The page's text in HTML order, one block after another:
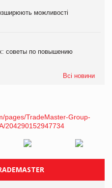
можливості
советы по повышению
Всі новини